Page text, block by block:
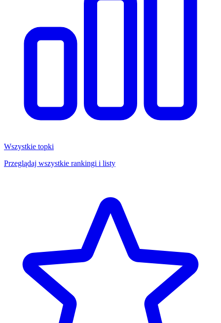
Wszystkie topki
Przeglądaj wszystkie rankingi i listy